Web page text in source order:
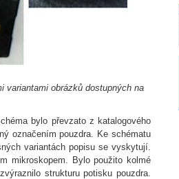
variantami obrázků dostupných na
bylo převzato z katalogového
označením pouzdra. Ke schématu
variantách popisu se vyskytují.
mikroskopem. Bylo použito kolmé
strukturu potisku pouzdra.